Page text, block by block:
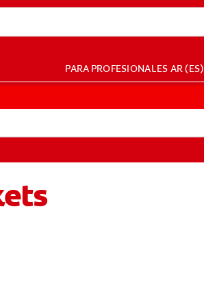
PARA PROFESIONALES AR (ES)